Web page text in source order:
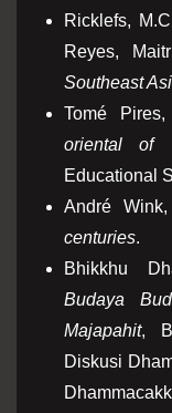
Ricklefs,
Reyes,
Southeast
Tomé
oriental of
Educational
André Wink,
centuries.
Bhikkhu
Budaya
Majapahit,
Diskusi